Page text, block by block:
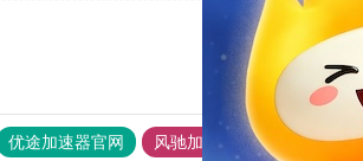
优途加速器官网 风驰加速器 旋风加速器